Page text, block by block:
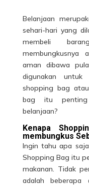
Belanjaan
sehari-hari yang
membeli
membungkusnya
aman dibawa
digunakan untuk
shopping bag
bag itu penting
belanjaan?
Kenapa
membungkus
Ingin tahu apa
Shopping Bag itu
makanan. Tidak
adalah beberapa